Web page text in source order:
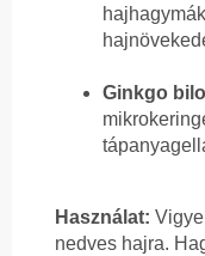
Ginkgo
Használat:
nedves hajra.